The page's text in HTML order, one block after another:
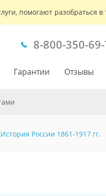
помогают
8-800-350-
Гарантии Отзывы
История России 1861-1917 гг.